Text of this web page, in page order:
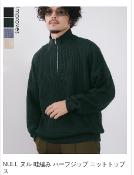
NULL ヌル 畦編み ハーフジップ ニットトップ
ス